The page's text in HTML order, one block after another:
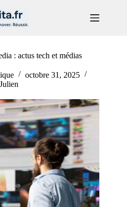
: actus tech et médias
octobre 31, 2025
Julien